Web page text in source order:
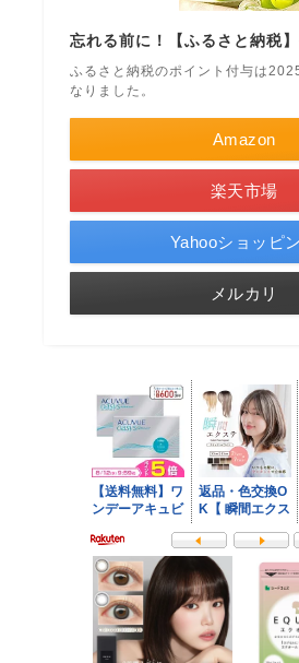
忘れる前に！【ふるさと納税
ふるさと納税のポイント付与は
なりました。
Amazon
楽天市場
Yahooショッピ
メルカリ